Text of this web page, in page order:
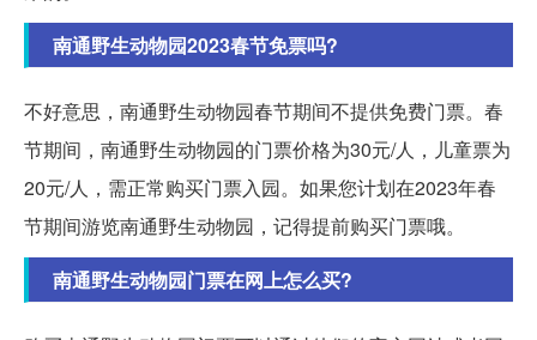
南通野生动物园2023春节免票吗?
不好意思，南通野生动物园春节期间不提供免费门票。春
节期间，南通野生动物园的门票价格为30元/人，儿童票为
20元/人，需正常购买门票入园。如果您计划在2023年春
节期间游览南通野生动物园，记得提前购买门票哦。
南通野生动物园门票在网上怎么买?